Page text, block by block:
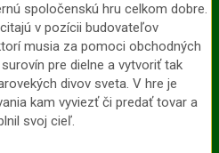
spoločenskú hru celkom dobre.
v pozícii budovateľov
musia za pomoci obchodných
pre dielne a vytvoriť tak
divov sveta. V hre je
kam vyviezť či predať tovar a
svoj cieľ.